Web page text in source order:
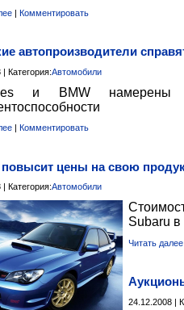
| Комментировать
автопроизводители
Категория:Автомобили
и BMW намерены
Комментировать
повысит цены на свою
Категория:Автомобили
Subaru
Читать далее
24.12.2008 |